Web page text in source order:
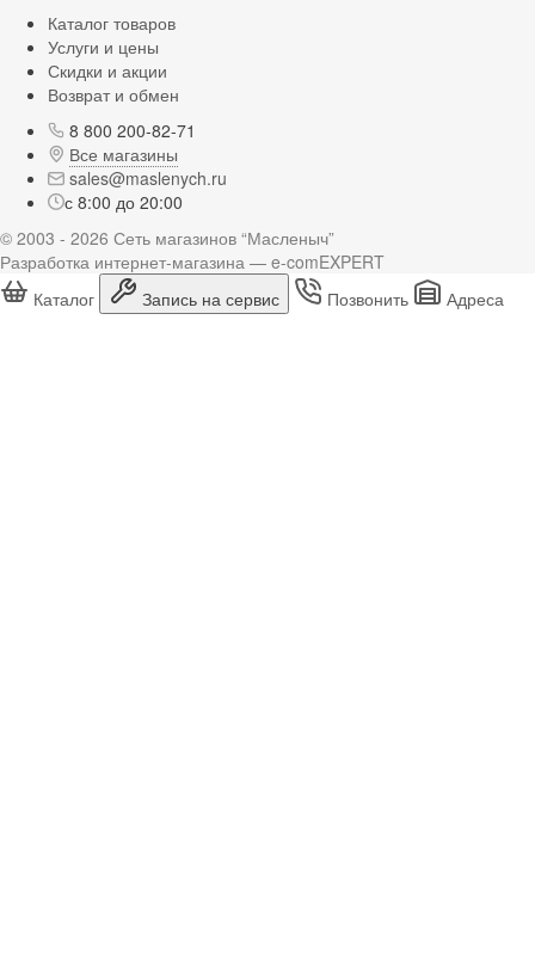
Каталог товаров
Услуги и цены
Скидки и акции
Возврат и обмен
8 800 200-82-71
Все магазины
sales@maslenych.ru
с 8:00 до 20:00
© 2003 - 2026 Сеть магазинов “Масленыч”
Разработка интернет-магазина — e-comEXPERT
Каталог
Запись на сервис Позвонить Адреса